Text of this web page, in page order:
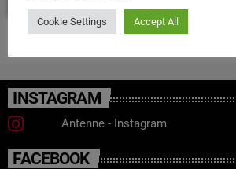
INSTAGRAM
Antenne - Instagram
FACEBOOK
Cookie Settings Accept All